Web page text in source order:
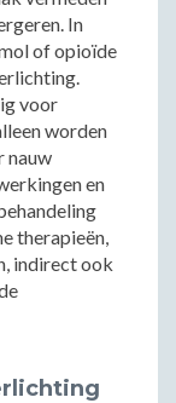
In
of opioïde
voor
worden
nauw
en
therapieën,
indirect ook